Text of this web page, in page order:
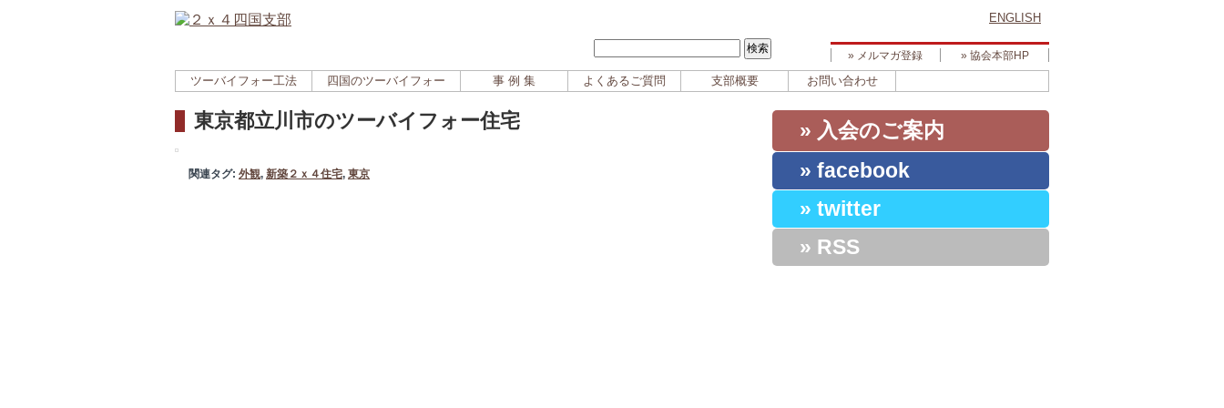
ENGLISH
» 協会本部HP
» メルマガ登録
ツーバイフォー工法 四国のツーバイフォー 事 例 集 よくあるご質問 支部概要 お問い合わせ
東京都立川市のツーバイフォー住宅
関連タグ: 外観, 新築２ｘ４住宅, 東京
» 入会のご案内
» facebook
» twitter
» RSS